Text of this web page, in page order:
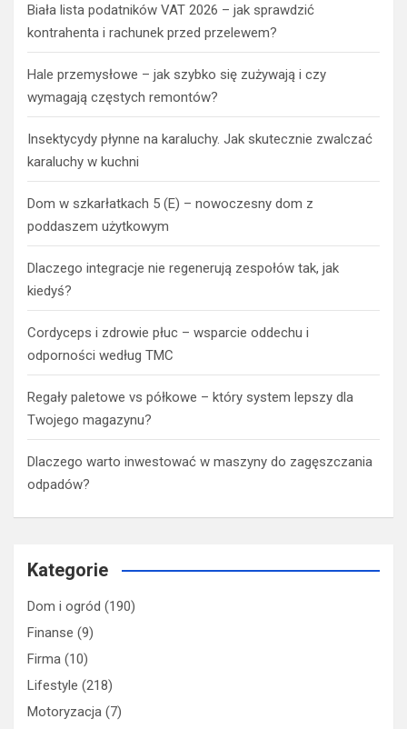
Biała lista podatników VAT 2026 – jak sprawdzić
kontrahenta i rachunek przed przelewem?
Hale przemysłowe – jak szybko się zużywają i czy
wymagają częstych remontów?
Insektycydy płynne na karaluchy. Jak skutecznie zwalczać
karaluchy w kuchni
Dom w szkarłatkach 5 (E) – nowoczesny dom z
poddaszem użytkowym
Dlaczego integracje nie regenerują zespołów tak, jak
kiedyś?
Cordyceps i zdrowie płuc – wsparcie oddechu i
odporności według TMC
Regały paletowe vs półkowe – który system lepszy dla
Twojego magazynu?
Dlaczego warto inwestować w maszyny do zagęszczania
odpadów?
Kategorie
Dom i ogród (190)
Finanse (9)
Firma (10)
Lifestyle (218)
Motoryzacja (7)